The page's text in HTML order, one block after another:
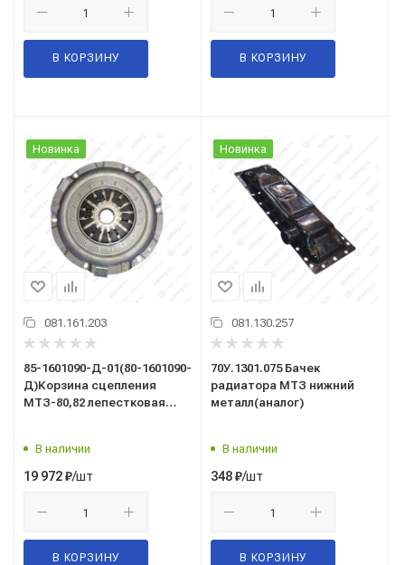
В КОРЗИНУ В КОРЗИНУ
Новинка
081.161.203
85-1601090-Д-01(80-1601090-
Д)Корзина сцепления
МТЗ-80,82 лепестковая
В наличии
19 972₽/шт
В КОРЗИНУ
Новинка
081.130.257
70У.1301.075 Бачек
радиатора МТЗ нижний
металл(аналог)
В наличии
348₽/шт
В КОРЗИНУ